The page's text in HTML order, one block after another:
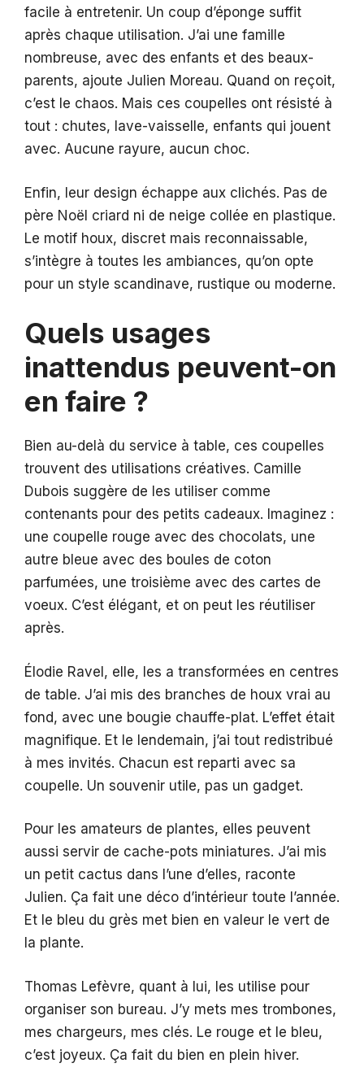
facile à entretenir. Un coup d’éponge suffit
après chaque utilisation. J’ai une famille
nombreuse, avec des enfants et des beaux-
parents, ajoute Julien Moreau. Quand on reçoit,
c’est le chaos. Mais ces coupelles ont résisté à
tout : chutes, lave-vaisselle, enfants qui jouent
avec. Aucune rayure, aucun choc.
Enfin, leur design échappe aux clichés. Pas de
père Noël criard ni de neige collée en plastique.
Le motif houx, discret mais reconnaissable,
s’intègre à toutes les ambiances, qu’on opte
pour un style scandinave, rustique ou moderne.
Quels usages
inattendus peuvent-on
en faire ?
Bien au-delà du service à table, ces coupelles
trouvent des utilisations créatives. Camille
Dubois suggère de les utiliser comme
contenants pour des petits cadeaux. Imaginez :
une coupelle rouge avec des chocolats, une
autre bleue avec des boules de coton
parfumées, une troisième avec des cartes de
voeux. C’est élégant, et on peut les réutiliser
après.
Élodie Ravel, elle, les a transformées en centres
de table. J’ai mis des branches de houx vrai au
fond, avec une bougie chauffe-plat. L’effet était
magnifique. Et le lendemain, j’ai tout redistribué
à mes invités. Chacun est reparti avec sa
coupelle. Un souvenir utile, pas un gadget.
Pour les amateurs de plantes, elles peuvent
aussi servir de cache-pots miniatures. J’ai mis
un petit cactus dans l’une d’elles, raconte
Julien. Ça fait une déco d’intérieur toute l’année.
Et le bleu du grès met bien en valeur le vert de
la plante.
Thomas Lefèvre, quant à lui, les utilise pour
organiser son bureau. J’y mets mes trombones,
mes chargeurs, mes clés. Le rouge et le bleu,
c’est joyeux. Ça fait du bien en plein hiver.